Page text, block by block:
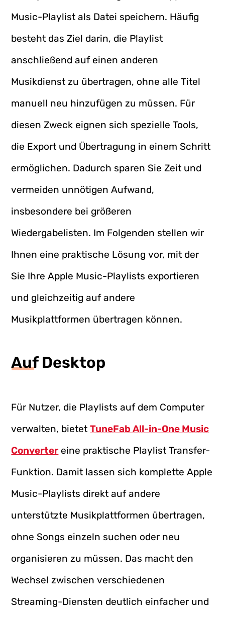
Music-Playlist als Datei speichern. Häufig
besteht das Ziel darin, die Playlist
anschließend auf einen anderen
Musikdienst zu übertragen, ohne alle Titel
manuell neu hinzufügen zu müssen. Für
diesen Zweck eignen sich spezielle Tools,
die Export und Übertragung in einem Schritt
ermöglichen. Dadurch sparen Sie Zeit und
vermeiden unnötigen Aufwand,
insbesondere bei größeren
Wiedergabelisten. Im Folgenden stellen wir
Ihnen eine praktische Lösung vor, mit der
Sie Ihre Apple Music-Playlists exportieren
und gleichzeitig auf andere
Musikplattformen übertragen können.
Auf Desktop
Für Nutzer, die Playlists auf dem Computer
verwalten, bietetTuneFab All-in-One Music
Converter eine praktische Playlist Transfer-
Funktion. Damit lassen sich komplette Apple
Music-Playlists direkt auf andere
unterstützte Musikplattformen übertragen,
ohne Songs einzeln suchen oder neu
organisieren zu müssen. Das macht den
Wechsel zwischen verschiedenen
Streaming-Diensten deutlich einfacher und